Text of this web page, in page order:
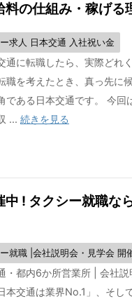
の仕組み・稼げる
求人 日本交通 入社祝い金
通に転職したら、実際どれ
職を考えたとき、真っ先に
である日本交通です。 今
... 続きを見る
! タクシー就職な
就職 |会社説明会・見学会 開
・都内6か所営業所 | 会社
本交通は業界No.1」、そし